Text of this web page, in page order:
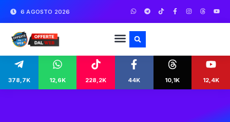
6 AGOSTO 2026
378,7K 12,6K 228,2K 44K 10,1K 12,4K